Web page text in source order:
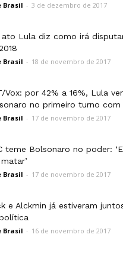
Brasil - 3 de dezembro de 2017
ato Lula diz como irá
Brasil - 18 de novembro de 2017
Vox: por 42% a 16%, Lula
no primeiro turno com
Brasil - 17 de novembro de 2017
teme Bolsonaro no poder:
Brasil - 17 de novembro de 2017
e Alckmin já estiveram
Brasil - 16 de novembro de 2017